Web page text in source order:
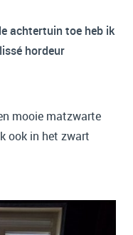
achtertuin toe heb ik
hordeur
mooie matzwarte
ook in het zwart